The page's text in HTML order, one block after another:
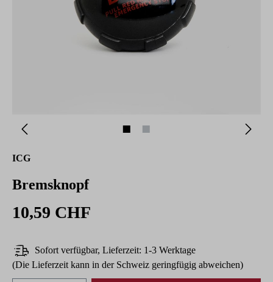
ICG
Bremsknopf
10,59 CHF
Sofort verfügbar, Lieferzeit: 1-3 Werktage
(Die Lieferzeit kann in der Schweiz geringfügig abweichen)